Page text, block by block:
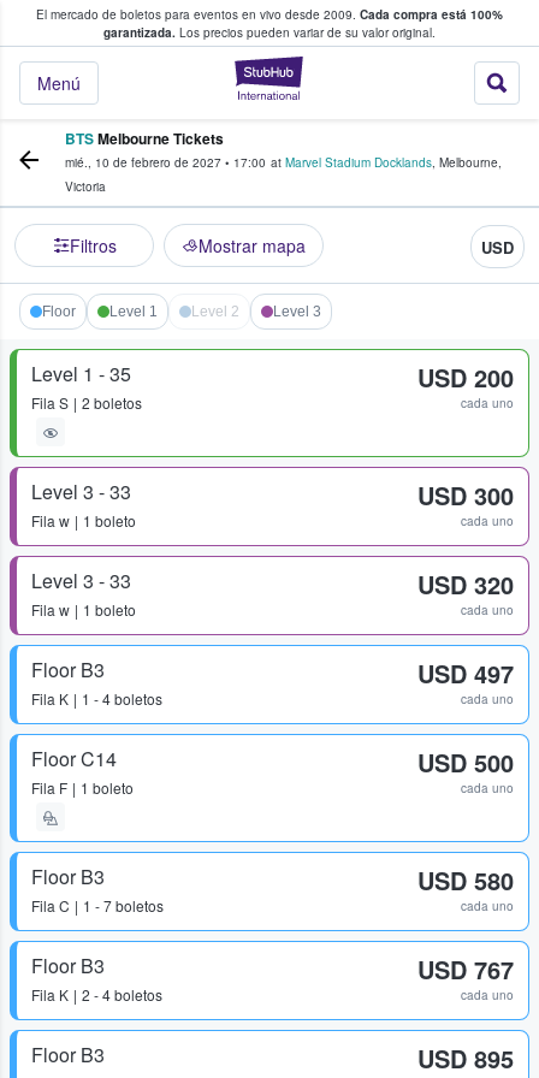
El mercado de boletos para eventos en vivo desde 2009. Cada compra está 100%
garantizada. Los precios pueden variar de su valor original.
StubHub: donde
Menú
fans compran y venden boletos
BTSMelbourne Tickets
mié., 10 de febrero de 2027 • 17:00 at Marvel Stadium Docklands, Melbourne,
Victoria
Filtros Mostrar mapa USD
Floor Level 1 Level 2 Level 3
Level 1 - 35
Fila S 2 boletos
USD 200
cada uno
Level 3 - 33
Fila w 1 boleto
USD 300
cada uno
Level 3 - 33
Fila w 1 boleto
USD 320
cada uno
Floor B3
Fila K 1 - 4 boletos
USD 497
cada uno
Floor C14
Fila F 1 boleto
USD 500
cada uno
Floor B3
Fila C 1 - 7 boletos
USD 580
cada uno
Floor B3
Fila K 2 - 4 boletos
USD 767
cada uno
Floor B3 USD 895